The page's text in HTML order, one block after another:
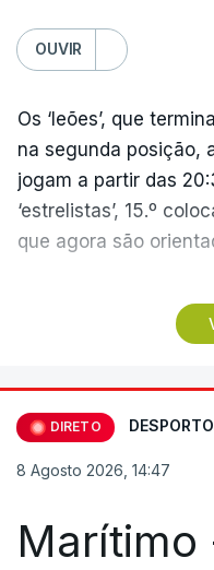
OUVIR
Os ‘leões’, que
na segunda posição,
jogam a partir das
‘estrelistas’, 15.º
que agora são
No primeiro encontro
da II Liga, vai
casa (15:30), diante
apenas garantiu a
Pelo meio dos jogos
duelo entre minhotos
DIRETO DESPORTO
8 Agosto 2026, 14:47
Marítimo